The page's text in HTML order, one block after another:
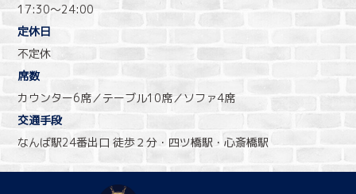
17:30〜24:00
定休日
不定休
席数
カウンター6席／テーブル10席／ソファ4席
交通手段
なんば駅24番出口 徒歩２分・四ツ橋駅・心斎橋駅